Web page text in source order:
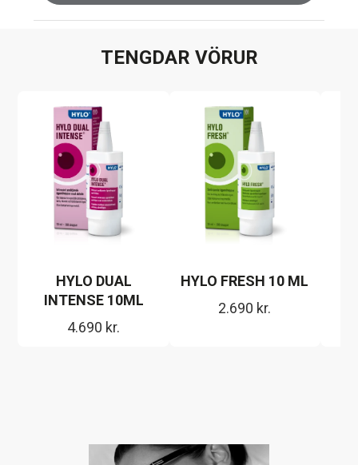
TENGDAR VÖRUR
HYLO DUAL
INTENSE 10ML
4.690 kr.
HYLO FRESH 10 ML
2.690 kr.